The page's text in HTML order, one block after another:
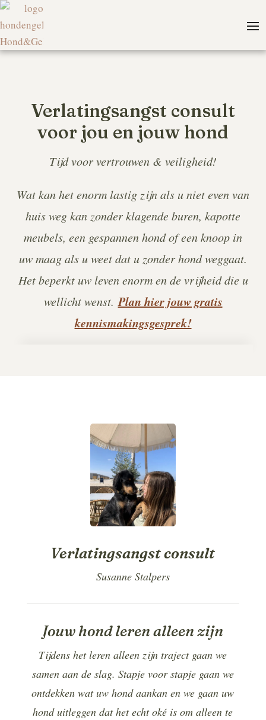
Verlatingsangst consult
voor jou en jouw hond
Tijd voor vertrouwen & veiligheid!
Wat kan het enorm lastig zijn als u niet even van
huis weg kan zonder klagende buren, kapotte
meubels, een gespannen hond of een knoop in
uw maag als u weet dat u zonder hond weggaat.
Het beperkt uw leven enorm en de vrijheid die u
wellicht wenst. Plan hier jouw gratis
kennismakingsgesprek!
Verlatingsangst consult
Susanne Stalpers
Jouw hond leren alleen zijn
Tijdens het leren alleen zijn traject gaan we
samen aan de slag. Stapje voor stapje gaan we
ontdekken wat uw hond aankan en we gaan uw
hond uitleggen dat het echt oké is om alleen te